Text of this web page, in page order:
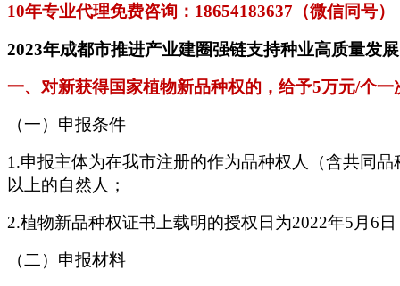
10年专业代理免费咨询： 18654183637 （微信同号）
2023年成都市推进产业建圈强链支持种业高质量发
一、对新获得国家植物新品种权的，给予5万元/个一
（一）申报条件
1.申报主体为在我市注册的作为品种权人（含共同
以上的自然人；
2.植物新品种权证书上载明的授权日为2022年5月6
（二）申报材料